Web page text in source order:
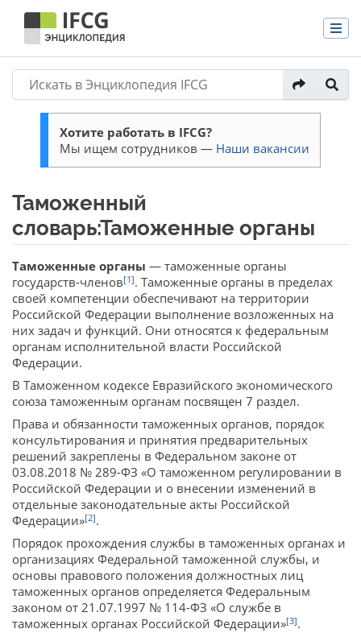
Хотите работать в IFCG?
Мы ищем сотрудников — Наши вакансии
Таможенный
словарь:Таможенные органы
Перейти к:навигация,поиск
Таможенные органы — таможенные органы
государств-членов[1]. Таможенные органы в пределах
своей компетенции обеспечивают на территории
Российской Федерации выполнение возложенных на
них задач и функций. Они относятся к федеральным
органам исполнительной власти Российской
Федерации.
В Таможенном кодексе Евразийского экономического
союза таможенным органам посвящен 7 раздел.
Права и обязанности таможенных органов, порядок
консультирования и принятия предварительных
решений закреплены в Федеральном законе от
03.08.2018 № 289-ФЗ «О таможенном регулировании в
Российской Федерации и о внесении изменений в
отдельные законодательные акты Российской
Федерации»[2].
Порядок прохождения службы в таможенных органах и
организациях Федеральной таможенной службы, и
основы правового положения должностных лиц
таможенных органов определяется Федеральным
законом от 21.07.1997 № 114-ФЗ «О службе в
таможенных органах Российской Федерации»[3].